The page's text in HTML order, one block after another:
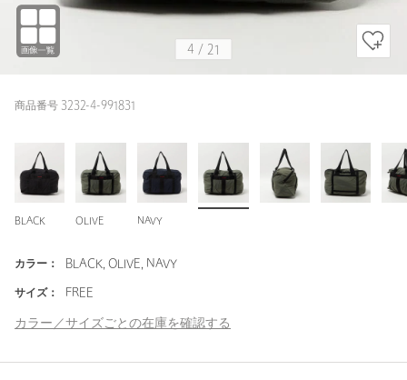
4 / 21
商品番号 3232-4-991831
BLACK OLIVE NAVY
カラー： BLACK, OLIVE, NAVY
サイズ： FREE
カラー／サイズごとの在庫を確認する